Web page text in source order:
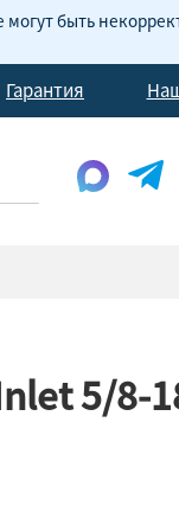
могут быть
Гарантия
5/8-